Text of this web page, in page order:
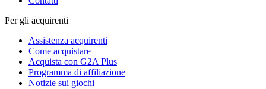
Per gli acquirenti
Assistenza acquirenti
Come acquistare
Acquista con G2A Plus
Programma di affiliazione
Notizie sui giochi